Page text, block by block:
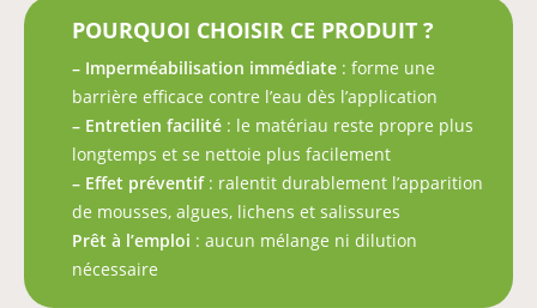
POURQUOI CHOISIR CE PRODUIT ?
– Imperméabilisation immédiate : forme une
barrière efficace contre l’eau dès l’application
– Entretien facilité : le matériau reste propre plus
longtemps et se nettoie plus facilement
– Effet préventif: ralentit durablement l’apparition
de mousses, algues, lichens et salissures
Prêt à l’emploi : aucun mélange ni dilution
nécessaire